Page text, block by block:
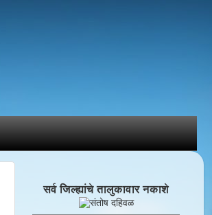
सर्व जिल्ह्यांचे तालुकावार नकाशे